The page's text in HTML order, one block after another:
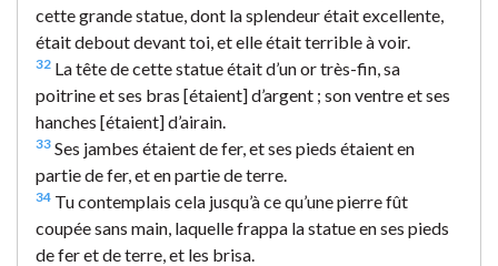
cette grande statue, dont la splendeur était excellente,
était debout devant toi, et elle était terrible à voir.
32 La tête de cette statue était d’un or très-fin, sa
poitrine et ses bras [étaient] d’argent ; son ventre et ses
hanches [étaient] d’airain.
33 Ses jambes étaient de fer, et ses pieds étaient en
partie de fer, et en partie de terre.
34 Tu contemplais cela jusqu’à ce qu’une pierre fût
coupée sans main, laquelle frappa la statue en ses pieds
de fer et de terre, et les brisa.